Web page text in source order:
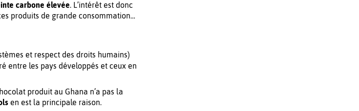
carbone élevée. L’intérêt est donc
produits de grande consommation…
et respect des droits humains)
entre les pays développés et ceux en
produit au Ghana n’a pas la
en est la principale raison.